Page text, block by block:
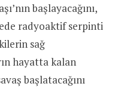
başlayacağını,
radyoaktif serpinti
sağ
hayatta kalan
başlatacağını